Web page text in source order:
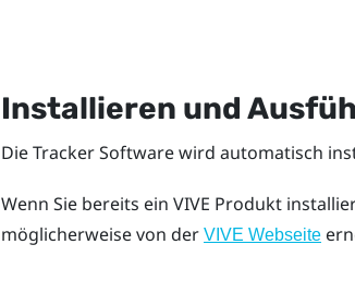
Installieren und
Die Tracker Software wird automatisch
Wenn Sie bereits ein VIVE Produkt
möglicherweise von der VIVE Webseite